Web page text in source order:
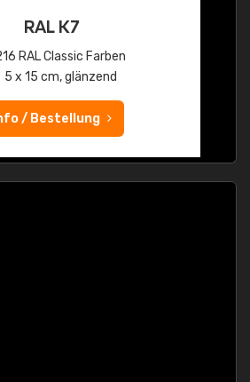
RAL K7
RAL Classic Farben
5 x 15 cm, glänzend
/ Bestellung